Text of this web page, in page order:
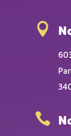

